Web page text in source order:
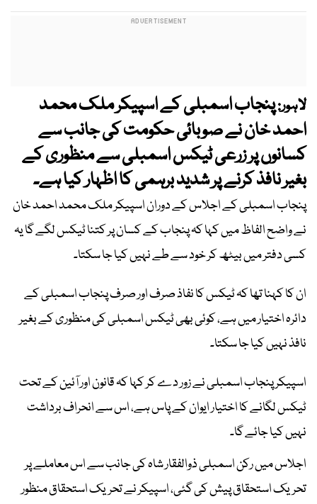
لاہور:پنجاب اسمبلی کے اسپیکر ملک محمد
احمد خان نے صوبائی حکومت کی جانب سے
کسانوں پر زرعی ٹیکس اسمبلی سے منظوری کے
بغیر نافذ کرنے پر شدید برہمی کا اظہار کیا ہے۔
پنجاب اسمبلی کے اجلاس کے دوران اسپیکر ملک محمد احمد خان
نے واضح الفاظ میں کہا کہ پنجاب کے کسان پر کتنا ٹیکس لگے گا یہ
کسی دفتر میں بیٹھ کر خود سے طے نہیں کیا جا سکتا۔
ان کا کہنا تھا کہ ٹیکس کا نفاذ صرف اور صرف پنجاب اسمبلی کے
دائرہ اختیار میں ہے، کوئی بھی ٹیکس اسمبلی کی منظوری کے بغیر
نافذ نہیں کیا جا سکتا۔
اسپیکر پنجاب اسمبلی نے زور دے کر کہا کہ قانون اور آئین کے تحت
ٹیکس لگانے کا اختیار ایوان کے پاس ہے، اس سے انحراف برداشت
نہیں کیا جائے گا۔
اجلاس میں رکن اسمبلی ذوالفقار شاہ کی جانب سے اس معاملے پر
تحریک استحقاق پیش کی گئی، اسپیکر نے تحریک استحقاق منظور